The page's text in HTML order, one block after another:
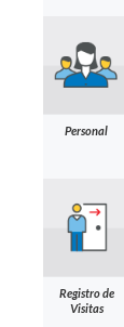
Personal
Registro de
Visitas